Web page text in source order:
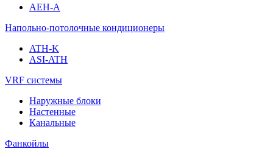
AEH-A
Напольно-потолочные кондиционеры
ATH-K
ASI-ATH
VRF системы
Наружные блоки
Настенные
Канальные
Фанкойлы